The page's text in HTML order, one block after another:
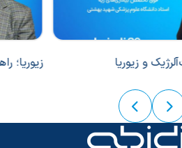
و زیوریا زیوریا؛